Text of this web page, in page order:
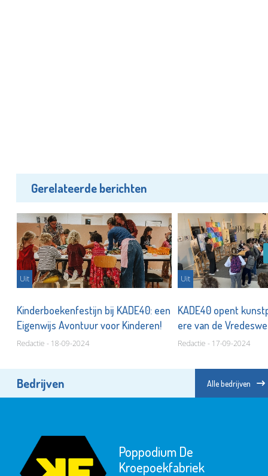
Gerelateerde berichten
Uit
Kinderboekenfestijn bij KADE40: een
Eigenwijs Avontuur voor Kinderen!
Redactie - 18-09-2024
Uit
KADE40 opent
ere van de
Redactie - 17-09-2024
Bedrijven Alle bedrijven
Poppodium De
Kroepoekfabriek